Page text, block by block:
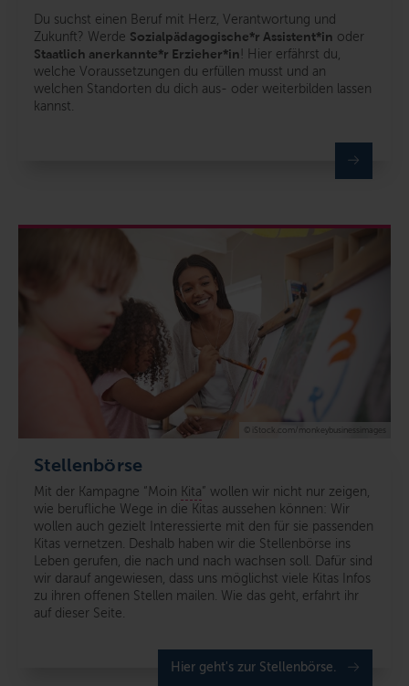
Du suchst einen Beruf mit Herz, Verantwortung und
Zukunft? Werde Sozialpädagogische*r Assistent*in oder
Staatlich anerkannte*r Erzieher*in! Hier erfährst du,
welche Voraussetzungen du erfüllen musst und an
welchen Standorten du dich aus- oder weiterbilden lassen
kannst.
Stellenbörse
Mit der Kampagne “Moin Kita” wollen wir nicht nur zeigen,
wie berufliche Wege in die Kitas aussehen können: Wir
wollen auch gezielt Interessierte mit den für sie passenden
Kitas vernetzen. Deshalb haben wir die Stellenbörse ins
Leben gerufen, die nach und nach wachsen soll. Dafür sind
wir darauf angewiesen, dass uns möglichst viele Kitas Infos
zu ihren offenen Stellen mailen. Wie das geht, erfahrt ihr
auf dieser Seite.
Hier geht's zur Stellenbörse.
© iStock.com/monkeybusinessimages